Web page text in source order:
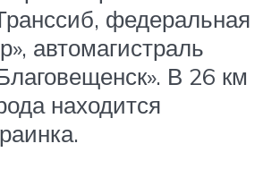
федеральная
автомагистраль
В 26 км
находится